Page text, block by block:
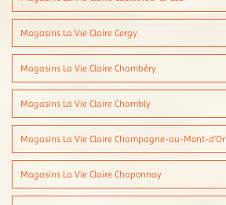
Magasins La Vie Claire Cergy
Magasins La Vie Claire Chambéry
Magasins La Vie Claire Chambly
Magasins La Vie Claire Champagne-au-Mont-d'Or
Magasins La Vie Claire Chaponnay